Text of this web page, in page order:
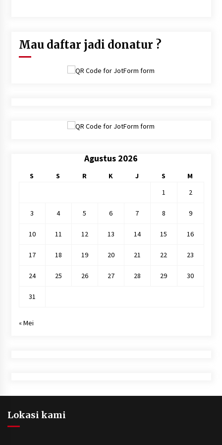
Mau daftar jadi donatur ?
Agustus 2026
S S R K J S
M
1
2
3 4 5 6 7 8 9
10 11 12 13 14 15 16
17 18 19 20 21 22 23
24 25 26 27 28 29 30
31
« Mei
Lokasi kami